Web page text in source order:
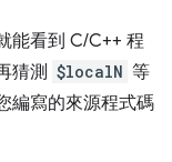
能看到 C/C++ 程
猜測 $localN 等
編寫的來源程式碼